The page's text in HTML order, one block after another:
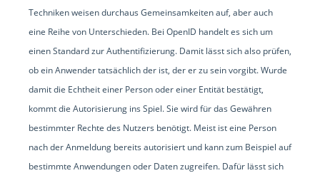
Techniken weisen durchaus Gemeinsamkeiten auf, aber auch
eine Reihe von Unterschieden. Bei OpenID handelt es sich um
einen Standard zur Authentifizierung. Damit lässt sich also prüfen,
ob ein Anwender tatsächlich der ist, der er zu sein vorgibt. Wurde
damit die Echtheit einer Person oder einer Entität bestätigt,
kommt die Autorisierung ins Spiel. Sie wird für das Gewähren
bestimmter Rechte des Nutzers benötigt. Meist ist eine Person
nach der Anmeldung bereits autorisiert und kann zum Beispiel auf
bestimmte Anwendungen oder Daten zugreifen. Dafür lässt sich